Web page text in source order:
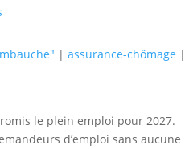
| assurance-chômage |
le plein emploi pour 2027.
d’emploi sans aucune